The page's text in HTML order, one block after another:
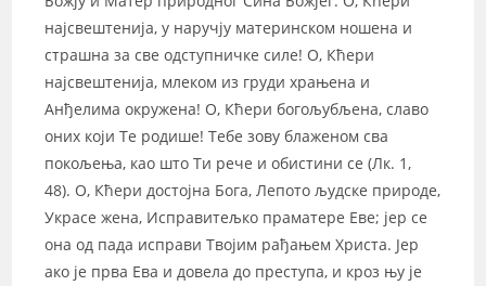
најсвештенија, у наручју материнском ношена и
страшна за све одступничке силе! О, Кћери
најсвештенија, млеком из груди храњена и
Анђелима окружена! О, Кћери богољубљена, славо
оних који Те родише! Тебе зову блаженом сва
покољења, као што Ти рече и обистини се (Лк. 1,
48). О, Кћери достојна Бога, Лепото људске природе,
Украсе жена, Исправитељко праматере Еве; јер се
она од пада исправи Твојим рађањем Христа. Јер
ако је прва Ева и довела до преступа, и кроз њу је